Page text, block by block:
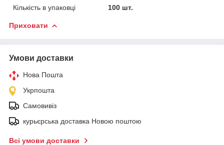
Кількість в упаковці
100 шт.
Приховати
Умови доставки
Нова Пошта
Укрпошта
Самовивіз
курьєрська доставка Новою поштою
Всі умови доставки